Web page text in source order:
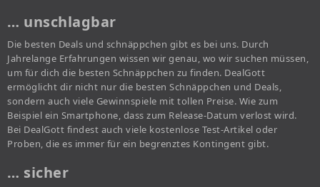
… unschlagbar
Die besten Deals und schnäppchen gibt es bei uns. Durch
Jahrelange Erfahrungen wissen wir genau, wo wir suchen müssen,
um für dich die besten Schnäppchen zu finden. DealGott
ermöglicht dir nicht nur die besten Schnäppchen und Deals,
sondern auch viele Gewinnspiele mit tollen Preise. Wie zum
Beispiel ein Smartphone, dass zum Release-Datum verlost wird.
Bei DealGott findest auch viele kostenlose Test-Artikel oder
Proben, die es immer für ein begrenztes Kontingent gibt.
… sicher